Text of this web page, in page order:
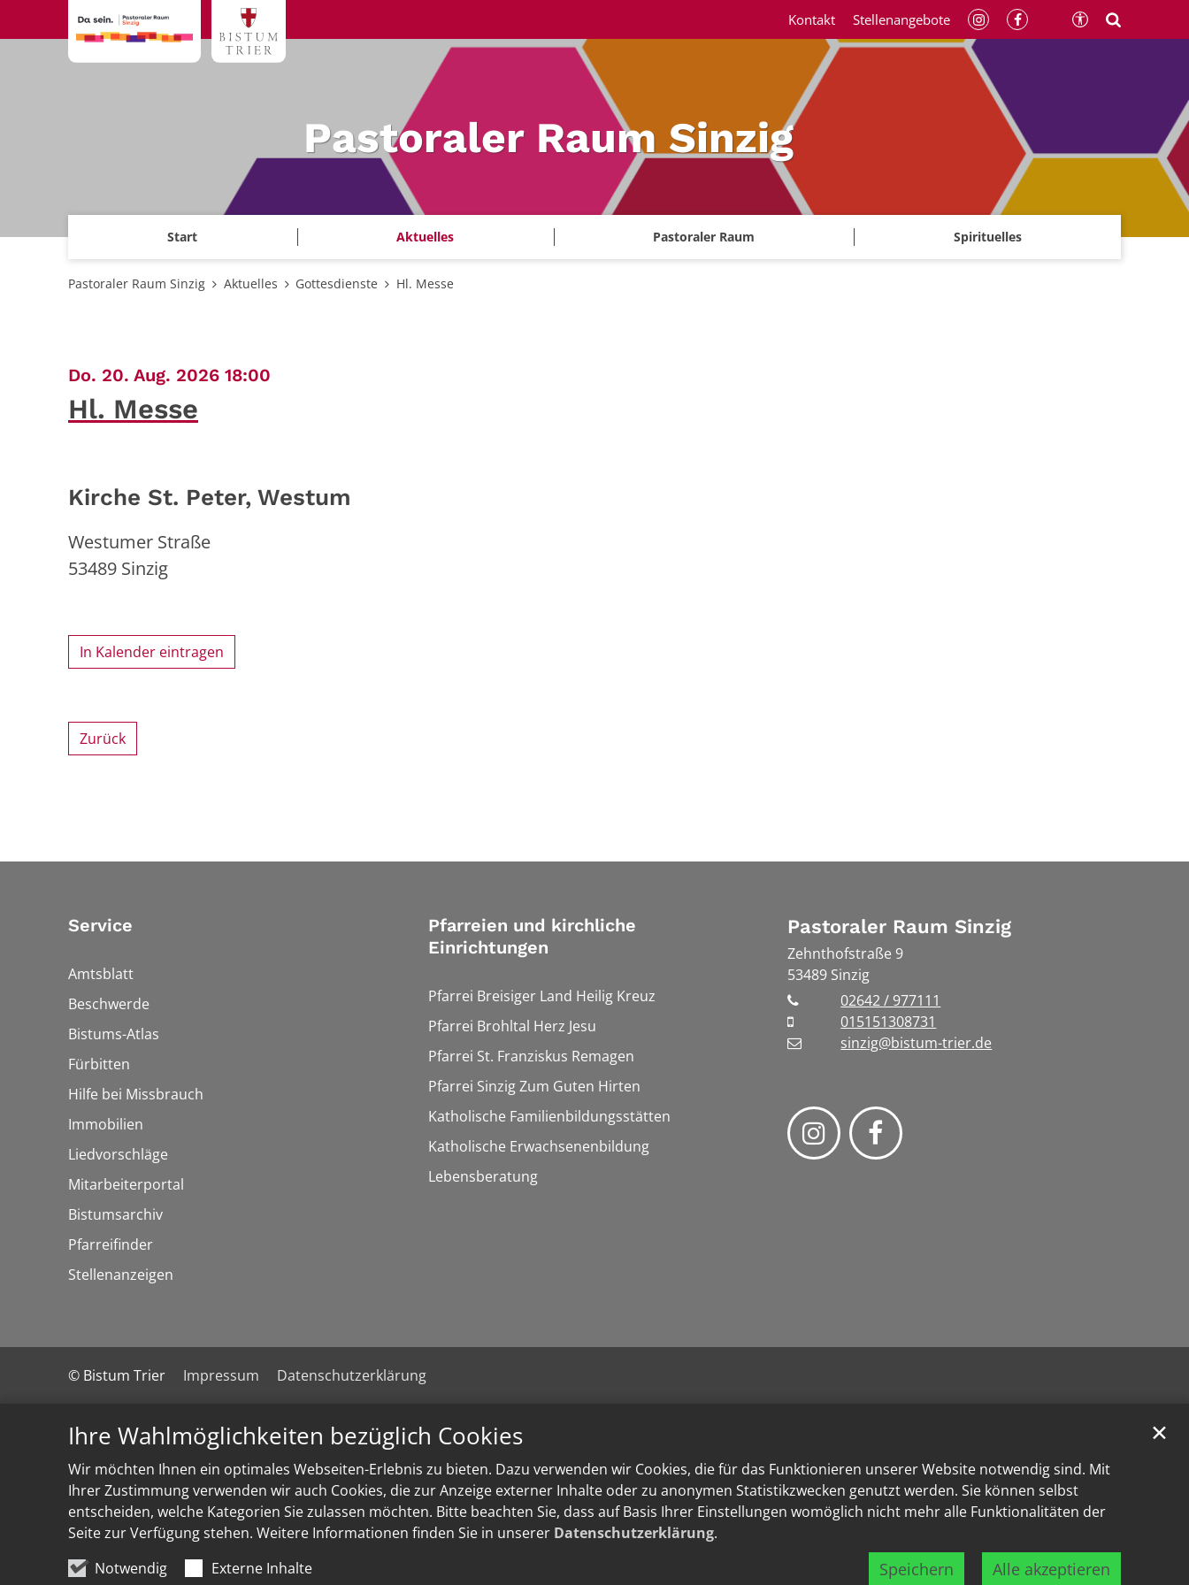
Ihre Wahlmöglichkeiten bezüglich Cookies
Wir möchten Ihnen ein optimales Webseiten-Erlebnis zu bieten. Dazu verwenden wir Cookies, die für das Funktionieren unserer Website notwendig sind. Mit
Ihrer Zustimmung verwenden wir auch Cookies, die zur Anzeige externer Inhalte oder zu anonymen Statistikzwecken genutzt werden. Sie können selbst
entscheiden, welche Kategorien Sie zulassen möchten. Bitte beachten Sie, dass auf Basis Ihrer Einstellungen womöglich nicht mehr alle Funktionalitäten der
Seite zur Verfügung stehen. Weitere Informationen finden Sie in unserer Datenschutzerklärung.
Notwendig
Externe Inhalte Speichern Alle akzeptieren
✕
Pastoraler Raum Sinzig
Start Aktuelles Pastoraler Raum Spirituelles
Kontakt Stellenangebote
Pastoraler Raum Sinzig Aktuelles Gottesdienste Hl. Messe
Do. 20. Aug. 2026 18:00
Hl. Messe
Kirche St. Peter, Westum
Westumer Straße
53489 Sinzig
In Kalender eintragen
Zurück
Service
Amtsblatt
Beschwerde
Bistums-Atlas
Fürbitten
Hilfe bei Missbrauch
Immobilien
Liedvorschläge
Mitarbeiterportal
Bistumsarchiv
Pfarreifinder
Stellenanzeigen
Pfarreien und kirchliche
Einrichtungen
Pfarrei Breisiger Land Heilig Kreuz
Pfarrei Brohltal Herz Jesu
Pfarrei St. Franziskus Remagen
Pfarrei Sinzig Zum Guten Hirten
Katholische Familienbildungsstätten
Katholische Erwachsenenbildung
Lebensberatung
Pastoraler Raum Sinzig
Zehnthofstraße 9
53489 Sinzig
02642 / 977111
015151308731
sinzig@bistum-trier.de
© Bistum Trier Impressum Datenschutzerklärung